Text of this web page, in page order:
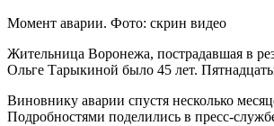
Момент аварии. Фото: скрин видео
Жительница Воронежа, пострадавшая в
Ольге Тарыкиной было 45 лет.
Виновнику аварии спустя несколько
Подробностями поделились в пресс-